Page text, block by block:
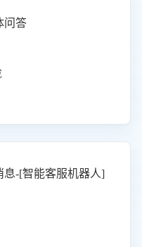
问答
息-[智能客服机器人]